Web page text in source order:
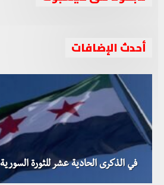
أحدث الإضافات
في الذكرى الحادية عشر للثورة السورية